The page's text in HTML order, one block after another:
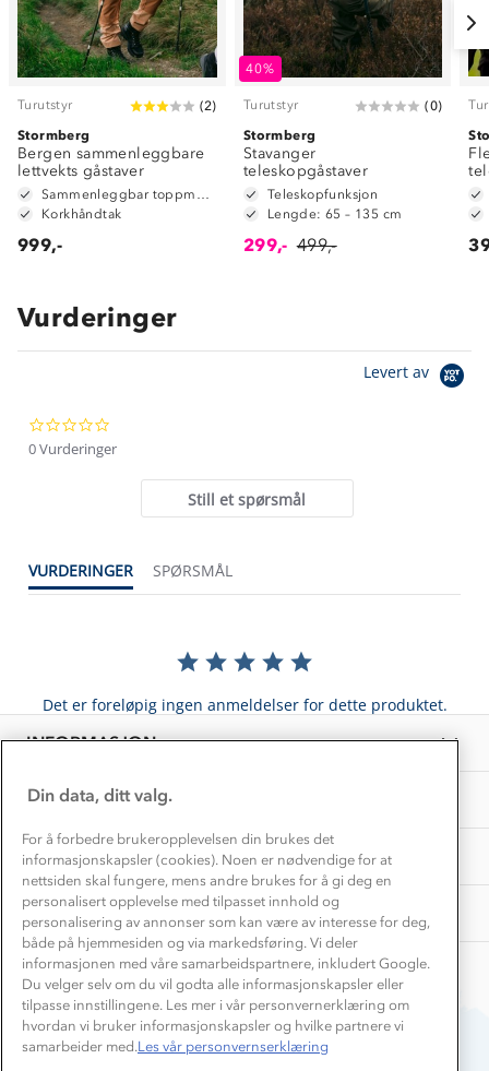
Turutstyr (2)
Stormberg
Bergen sammenleggbare
lettvekts gåstaver
Korkhåndtak
999,-
40%
Turutstyr (0)
Stormberg
Stavanger
teleskopgåstaver
Teleskopfunksjon
Lengde: 65 – 135 cm
299,- 499,-
Vurderinger
Levert av
star
0 Vurderinger
Still et spørsmål
VURDERINGER SPØRSMÅL
Det er foreløpig ingen anmeldelser for dette produktet.
INFORMASJON
Kundeservice
Kundeklubb
Bedrift, barnehage og SFO
Presse
OM OSS
Klima og miljø
1% til samfunnet
Samarbeide med oss?
TIPS OG RÅD
Trelagsprinsippet barn
Alt du trenger til Norgesferien
Gravidklær
Vask og vedlikehold
EL-retur
Store størrelser
Turmat oppskrifter
Beredskap
AKTIVITETER
Få turinspirasjon og tips her⛰
Overnatte utendørs⛺
Leirskole 🥾
Barnehageansatt
Tips til hyttetur
Din data, ditt valg.
For å forbedre brukeropplevelsen din brukes det
informasjonskapsler (cookies). Noen er nødvendige for at
nettsiden skal fungere, mens andre brukes for å gi deg en
personalisert opplevelse med tilpasset innhold og
personalisering av annonser som kan være av interesse for deg,
både på hjemmesiden og via markedsføring. Vi deler
informasjonen med våre samarbeidspartnere, inkludert Google.
Du velger selv om du vil godta alle informasjonskapsler eller
tilpasse innstillingene. Les mer i vår personvernerklæring om
hvordan vi bruker informasjonskapsler og hvilke partnere vi
samarbeider med.Les vår personvernserklæring